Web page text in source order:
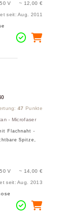
50 V ~ 12,00 €
seit: Aug. 2011
47 Punkte
- Microfaser
Flachnaht -
Spitze,
50 V ~ 14,00 €
seit: Aug. 2013